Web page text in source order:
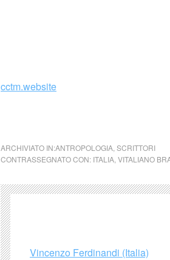
cctm.website
ARCHIVIATO IN:ANTROPOLOGIA SCRITTORI
CONTRASSEGNATO CON: ITALIA VITALIANO
Vincenzo Ferdinandi (Italia)